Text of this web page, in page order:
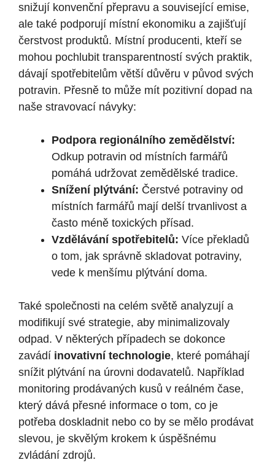
snižují konvenční přepravu a související emise,
ale také podporují místní ekonomiku a zajišťují
čerstvost produktů. Místní producenti, kteří se
mohou pochlubit transparentností svých praktik,
dávají spotřebitelům větší důvěru v původ svých
potravin. Přesně to může mít pozitivní dopad na
naše stravovací návyky:
Podpora regionálního zemědělství:
Odkup potravin od místních farmářů
pomáhá udržovat zemědělské tradice.
Snížení plýtvání: Čerstvé potraviny od
místních farmářů mají delší trvanlivost a
často méně toxických přísad.
Vzdělávání spotřebitelů: Více překladů
o tom, jak správně skladovat potraviny,
vede k menšímu plýtvání doma.
Také společnosti na celém světě analyzují a
modifikují své strategie, aby minimalizovaly
odpad. V některých případech se dokonce
zavádí inovativní technologie, které pomáhají
snížit plýtvání na úrovni dodavatelů. Například
monitoring prodávaných kusů v reálném čase,
který dává přesné informace o tom, co je
potřeba doskladnit nebo co by se mělo prodávat
slevou, je skvělým krokem k úspěšnému
zvládání zdrojů.